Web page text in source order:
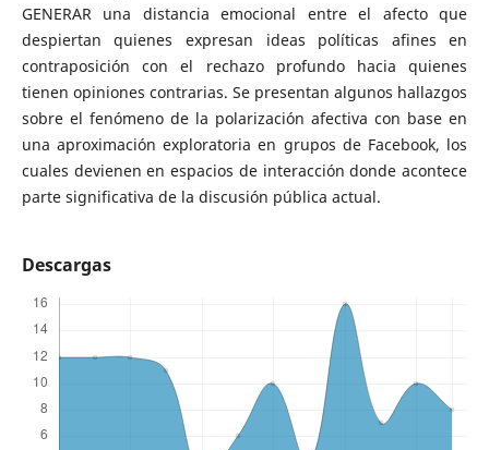
GENERAR una distancia emocional entre el afecto que
despiertan quienes expresan ideas políticas afines en
contraposición con el rechazo profundo hacia quienes
tienen opiniones contrarias. Se presentan algunos hallazgos
sobre el fenómeno de la polarización afectiva con base en
una aproximación exploratoria en grupos de Facebook, los
cuales devienen en espacios de interacción donde acontece
parte significativa de la discusión pública actual.
Descargas